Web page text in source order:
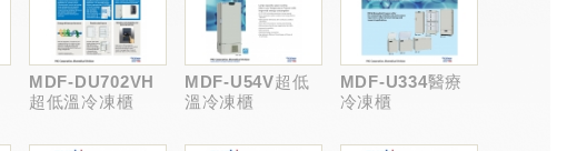
MDF-DU702VH
超低溫冷凍櫃
MDF-U54V超低
溫冷凍櫃
MDF-U334醫療
冷凍櫃